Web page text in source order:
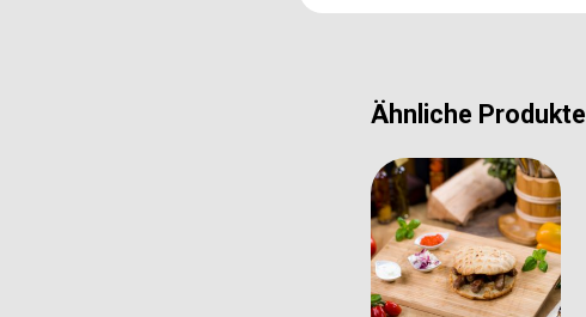
Ähnliche Produkte